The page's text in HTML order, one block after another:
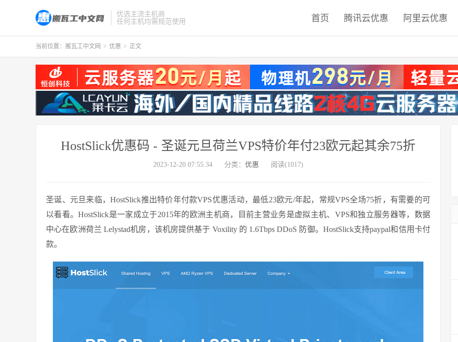
优选主流主机商
任何主机均需规范使用
首页 腾讯云优惠 阿里云优惠
当前位置： 搬瓦工中文网 > 优惠 > 正文
HostSlick优惠码 - 圣诞元旦荷兰VPS特价年付23欧元起其余75折
2023-12-20 07:55:34 分类： 优惠 阅读(1017)
圣诞、元旦来临，HostSlick推出特价年付款VPS优惠活动，最低23欧元/年起，常规VPS全场75折，有需要的可
以看看。HostSlick是一家成立于2015年的欧洲主机商，目前主营业务是虚拟主机、VPS和独立服务器等，数据
中心在欧洲荷兰 Lelystad机房，该机房提供基于 Voxility 的 1.6Tbps DDoS 防御。HostSlick支持paypal和信用卡付
款。